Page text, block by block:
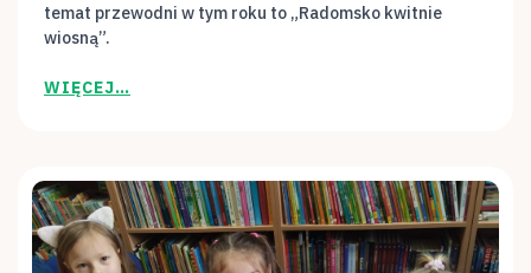
temat przewodni w tym roku to „Radomsko kwitnie
wiosną”.
WIĘCEJ…